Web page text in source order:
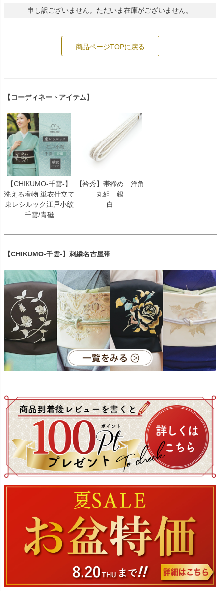
申し訳ございません。ただいま在庫がございません。
商品ページTOPに戻る
【コーディネートアイテム】
【CHIKUMO-千雲-】
洗える着物 単衣仕立て
東レシルック江戸小紋
千雲/青磁
【衿秀】帯締め 洋角
丸組 銀
白
【CHIKUMO-千雲-】刺繍名古屋帯